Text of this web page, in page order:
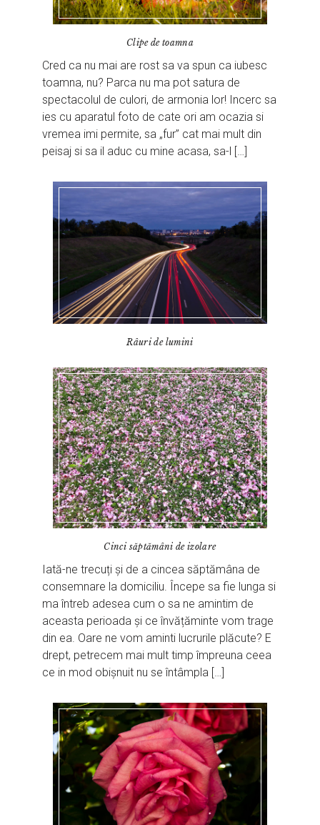
Clipe de toamna
Cred ca nu mai are rost sa va spun ca iubesc
toamna, nu? Parca nu ma pot satura de
spectacolul de culori, de armonia lor! Incerc sa
ies cu aparatul foto de cate ori am ocazia si
vremea imi permite, sa „fur” cat mai mult din
peisaj si sa il aduc cu mine acasa, sa-l […]
Râuri de lumini
Cinci săptămâni de izolare
Iată-ne trecuți și de a cincea săptămâna de
consemnare la domiciliu. Începe sa fie lunga si
ma întreb adesea cum o sa ne amintim de
aceasta perioada și ce învățăminte vom trage
din ea. Oare ne vom aminti lucrurile plăcute? E
drept, petrecem mai mult timp împreuna ceea
ce in mod obișnuit nu se întâmpla […]